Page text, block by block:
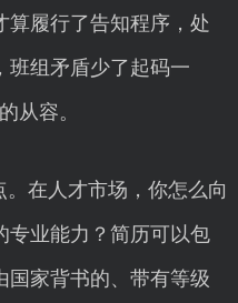
算履行了告知程序，处
班组矛盾少了起码一
从容。
在人才市场，你怎么向
专业能力？简历可以包
国家背书的、带有等级